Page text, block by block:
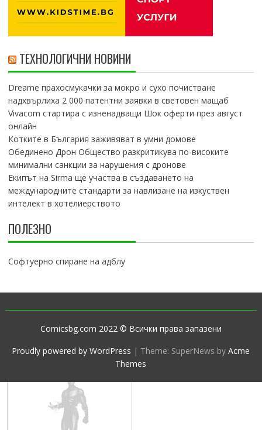
ТЕХНОЛОГИЧНИ НОВИНИ
Dreame прахосмукачки за мокро и сухо почистване
надхвърлиха 2 000 патентни заявки в световен мащаб
Vivacom стартира с изненадващи Шок оферти през август
онлайн
Котките в България заживяват в умни домове
Обединено Дрон Общество разкритикува по-високите
минимални санкции за нарушения с дронове
Екипът на Sirma ще участва в създаването на
международните стандарти за навлизане на изкуствен
интелект в хотелиерството
ПОЛЕЗНО
Софтуерно спиране на адблу
Comicsbg.com 2022 © Всички права запазени
Proudly powered by WordPress | Theme: SuperNews byAcme
Themes